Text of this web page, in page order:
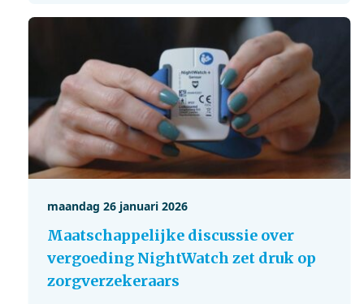
maandag 26 januari 2026
Maatschappelijke discussie over
vergoeding NightWatch zet druk op
zorgverzekeraars